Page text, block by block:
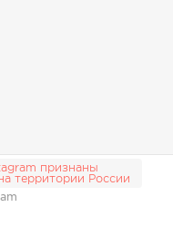
признаны
территории России